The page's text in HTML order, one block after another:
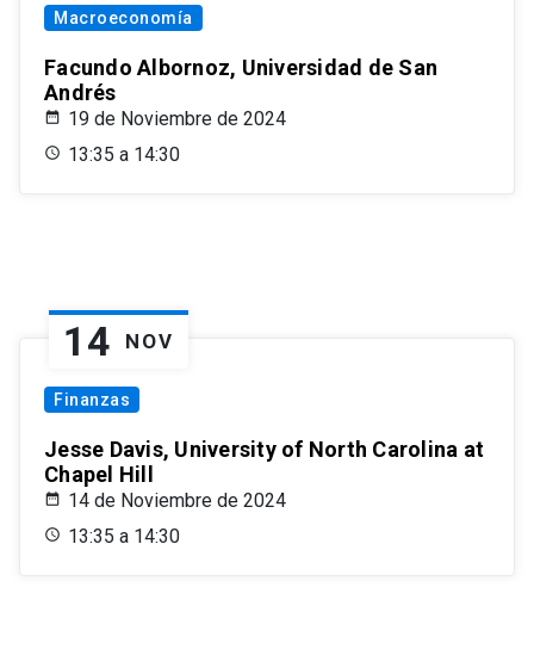
Macroeconomía
Facundo Albornoz, Universidad de San
Andrés
19 de Noviembre de 2024
13:35 a 14:30
14 NOV
Finanzas
Jesse Davis, University of North Carolina at
Chapel Hill
14 de Noviembre de 2024
13:35 a 14:30